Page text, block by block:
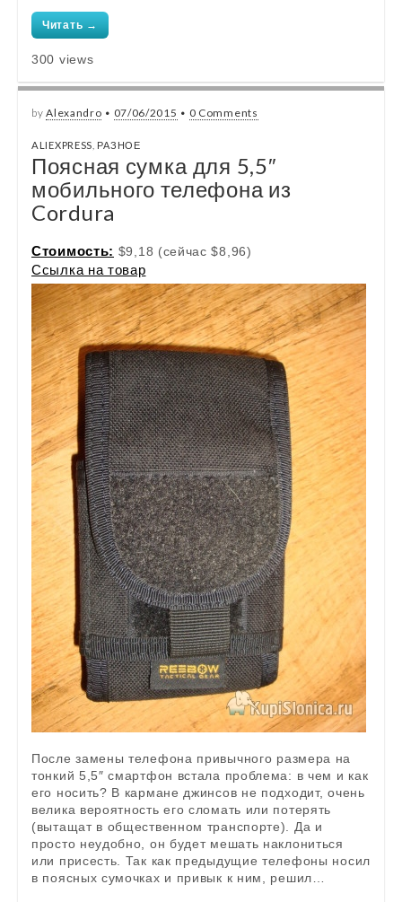
Читать →
300 views
byAlexandro • 07/06/2015 • 0 Comments
ALIEXPRESS РАЗНОЕ
Поясная сумка для 5,5″
мобильного телефона из
Cordura
Стоимость: $9,18 (сейчас $8,96)
Ссылка на товар
После замены телефона привычного размера на
тонкий 5,5″ смартфон встала проблема: в чем и как
его носить? В кармане джинсов не подходит, очень
велика вероятность его сломать или потерять
(вытащат в общественном транспорте). Да и
просто неудобно, он будет мешать наклониться
или присесть. Так как предыдущие телефоны носил
в поясных сумочках и привык к ним, решил…